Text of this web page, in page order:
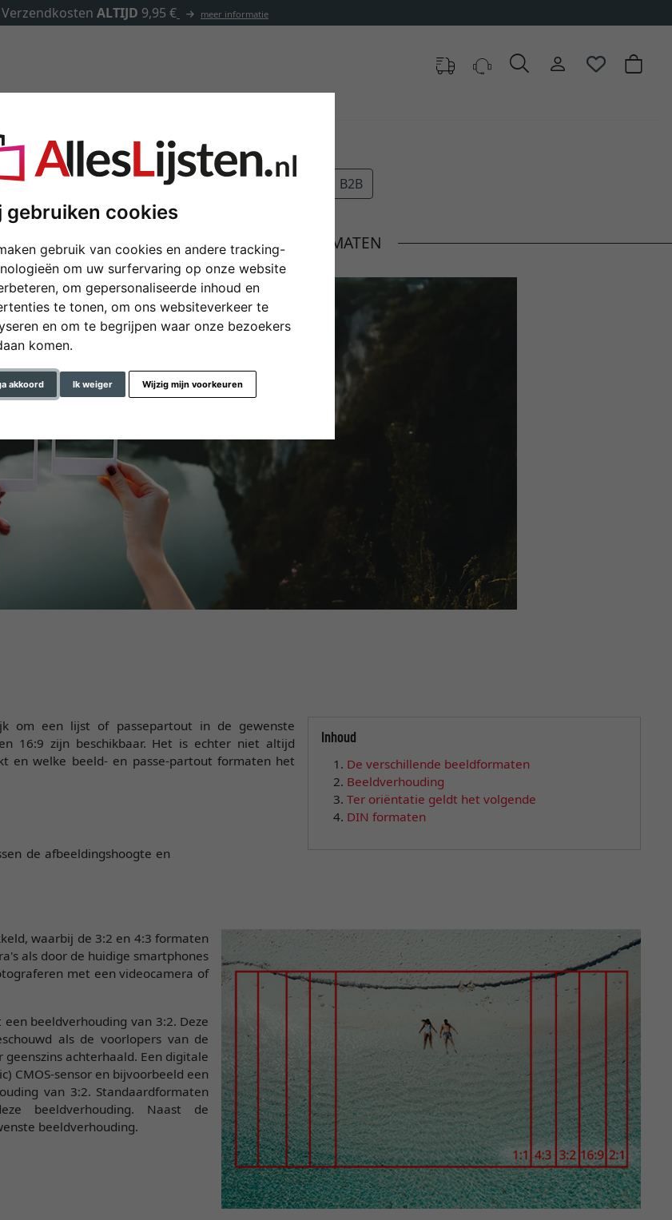
gebruiken cookies
gebruik van cookies en andere tracking-
om uw surfervaring op onze website
om gepersonaliseerde inhoud en
te tonen, om ons websiteverkeer te
en om te begrijpen waar onze bezoekers
komen.
akkoord Ik weiger Wijzig mijn voorkeuren
✓500.000 artikelen om uit te kiezen
Cadeau-ideeën B2B
ADVISEUR DE VERSCHILLENDE BEELDFORMATEN
om een lijst of passepartout in de gewenste
16:9 zijn beschikbaar. Het is echter niet altijd
en welke beeld- en passe-partout formaten het
de afbeeldingshoogte en
Inhoud
De verschillende beeldformaten
Beeldverhouding
Ter oriëntatie geldt het volgende
DIN formaten
waarbij de 3:2 en 4:3 formaten
als door de huidige smartphones
met een videocamera of
beeldverhouding van 3:2. Deze
als de voorlopers van de
achterhaald. Een digitale
CMOS-sensor en bijvoorbeeld een
van 3:2. Standaardformaten
beeldverhouding. Naast de
beeldverhouding.